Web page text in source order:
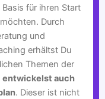
für ihren Start
Durch
und
erhältst Du
Themen der
entwickelst auch
. Dieser ist nicht